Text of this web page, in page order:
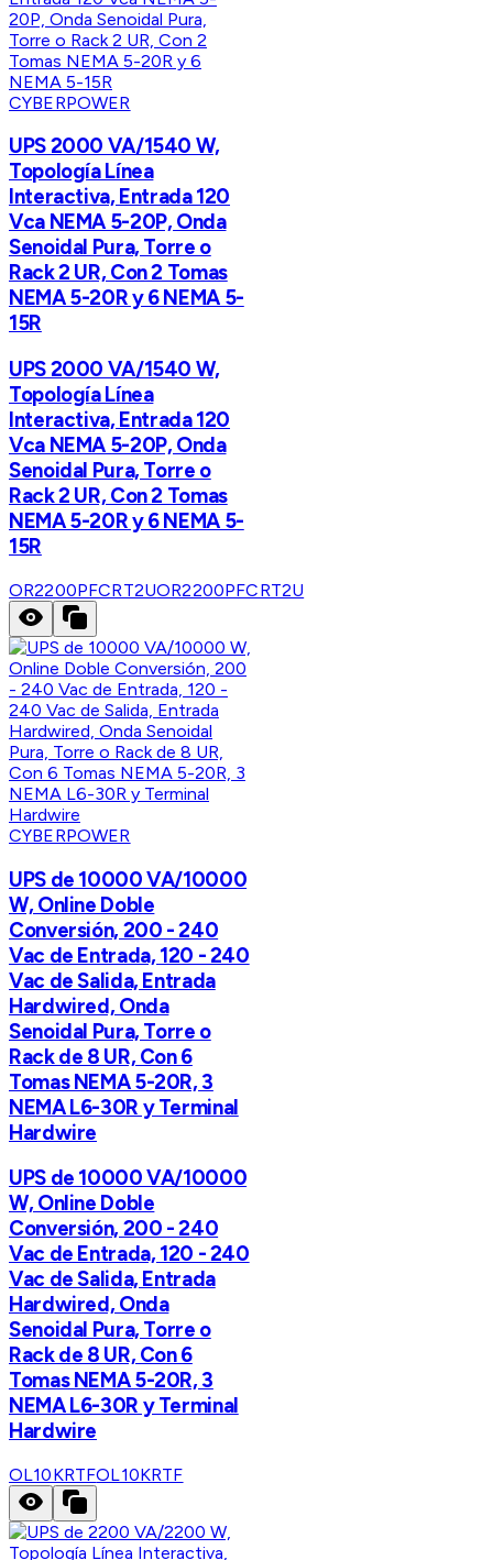
CYBERPOWER
UPS 2000 VA/1540 W,
Topología Línea
Interactiva, Entrada 120
Vca NEMA 5-20P, Onda
Senoidal Pura, Torre o
Rack 2 UR, Con 2 Tomas
NEMA 5-20R y 6 NEMA 5-
15R
UPS 2000 VA/1540 W,
Topología Línea
Interactiva, Entrada 120
Vca NEMA 5-20P, Onda
Senoidal Pura, Torre o
Rack 2 UR, Con 2 Tomas
NEMA 5-20R y 6 NEMA 5-
15R
OR2200PFCRT2UOR2200PFCRT2U
CYBERPOWER
UPS de 10000 VA/10000
W, Online Doble
Conversión, 200 - 240
Vac de Entrada, 120 - 240
Vac de Salida, Entrada
Hardwired, Onda
Senoidal Pura, Torre o
Rack de 8 UR, Con 6
Tomas NEMA 5-20R, 3
NEMA L6-30R y Terminal
Hardwire
UPS de 10000 VA/10000
W, Online Doble
Conversión, 200 - 240
Vac de Entrada, 120 - 240
Vac de Salida, Entrada
Hardwired, Onda
Senoidal Pura, Torre o
Rack de 8 UR, Con 6
Tomas NEMA 5-20R, 3
NEMA L6-30R y Terminal
Hardwire
OL10KRTFOL10KRTF